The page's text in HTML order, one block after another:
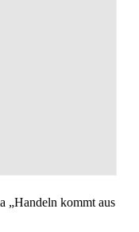
„Handeln kommt aus